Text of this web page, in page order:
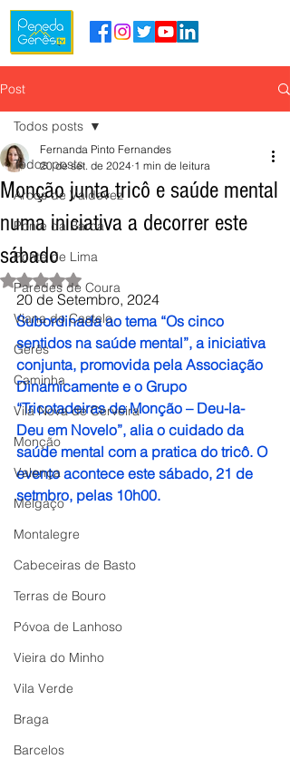
Post
Todos posts
Arcos de Valdevez
Ponte da Barca
Ponte de Lima
Paredes de Coura
Viana do Castelo
Gerês
Caminha
Vila Nova de Cerveira
Monção
Valença
Melgaço
Montalegre
Cabeceiras de Basto
Terras de Bouro
Póvoa de Lanhoso
Vieira do Minho
Vila Verde
Braga
Barcelos
Todos posts
Monção junta tricô e saúde mental
numa iniciativa a decorrer este
sábado
Fernanda Pinto Fernandes
20 de set. de 2024 1 min de leitura
Avaliado com NaN de 5 estrelas.
20 de Setembro, 2024
Subordinada ao tema “Os cinco
sentidos na saúde mental”, a iniciativa
conjunta, promovida pela Associação
Dinamicamente e o Grupo
“Tricotadeiras de Monção – Deu-la-
Deu em Novelo”, alia o cuidado da
saúde mental com a pratica do tricô. O
evento acontece este sábado, 21 de
setmbro, pelas 10h00.